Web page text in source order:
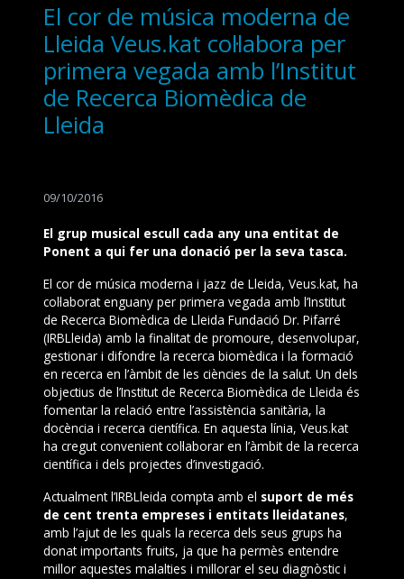
El cor de música moderna de
Lleida Veus.kat col·labora per
primera vegada amb l’Institut
de Recerca Biomèdica de
Lleida
09/10/2016
El grup musical escull cada any una entitat de
Ponent a qui fer una donació per la seva tasca.
El cor de música moderna i jazz de Lleida, Veus.kat, ha
col·laborat enguany per primera vegada amb l’Institut
de Recerca Biomèdica de Lleida Fundació Dr. Pifarré
(IRBLleida) amb la finalitat de promoure, desenvolupar,
gestionar i difondre la recerca biomèdica i la formació
en recerca en l’àmbit de les ciències de la salut. Un dels
objectius de l’Institut de Recerca Biomèdica de Lleida és
fomentar la relació entre l’assistència sanitària, la
docència i recerca científica. En aquesta línia, Veus.kat
ha cregut convenient col·laborar en l’àmbit de la recerca
científica i dels projectes d’investigació.
Actualment l’IRBLleida compta amb el suport de més
de cent trenta empreses i entitats lleidatanes,
amb l’ajut de les quals la recerca dels seus grups ha
donat importants fruits, ja que ha permès entendre
millor aquestes malalties i millorar el seu diagnòstic i